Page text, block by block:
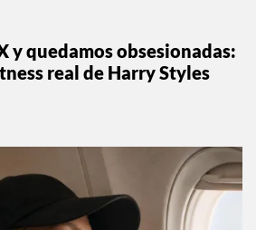
y quedamos obsesionadas:
real de Harry Styles